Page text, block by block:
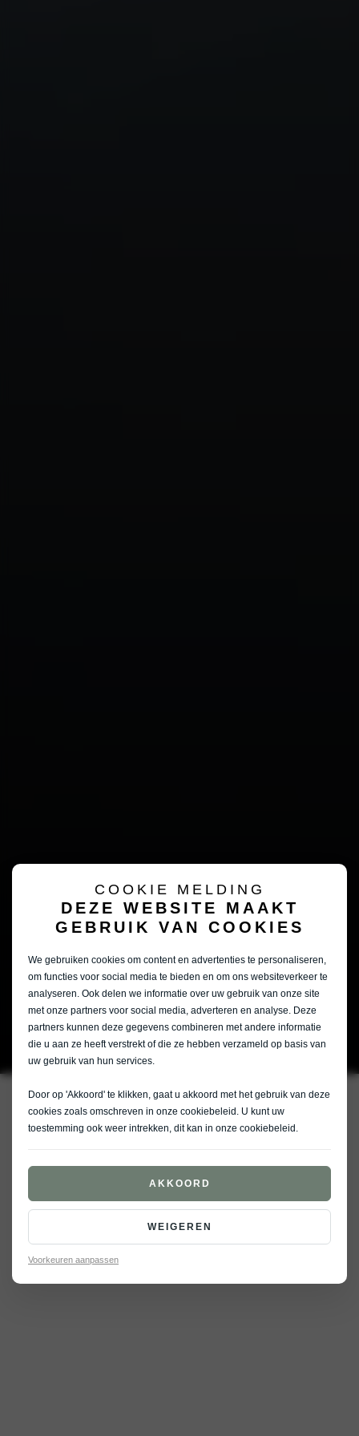
COOKIE MELDING
DEZE WEBSITE MAAKT
GEBRUIK VAN COOKIES
We gebruiken cookies om content en advertenties te personaliseren,
om functies voor social media te bieden en om ons websiteverkeer te
analyseren. Ook delen we informatie over uw gebruik van onze site
met onze partners voor social media, adverteren en analyse. Deze
partners kunnen deze gegevens combineren met andere informatie
die u aan ze heeft verstrekt of die ze hebben verzameld op basis van
uw gebruik van hun services.
Door op 'Akkoord' te klikken, gaat u akkoord met het gebruik van deze
cookies zoals omschreven in onze cookiebeleid . U kunt uw
toestemming ook weer intrekken, dit kan in onze cookiebeleid .
AKKOORD
WEIGEREN
Voorkeuren aanpassen
voor wie graag zijn eigen koers vaart. Met slimme technologie, opvallend
design en een vleugje lef.
STONIC HIGHLIGHTS